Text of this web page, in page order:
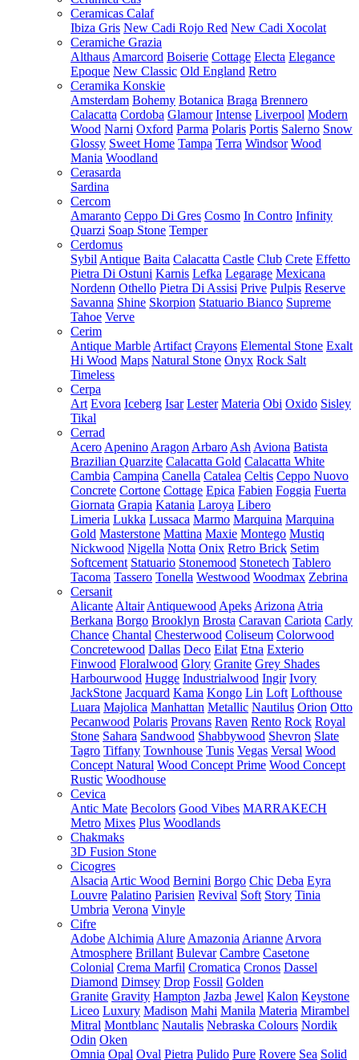
Ceramicas Calaf
Ibiza Gris New Cadi Rojo Red New Cadi Xocolat
Ceramiche Grazia
Althaus Amarcord Boiserie Cottage Electa Elegance
Epoque New Classic Old England Retro
Ceramika Konskie
Amsterdam Bohemy Botanica Braga Brennero
Calacatta Cordoba Glamour Intense Liverpool Modern
Wood Narni Oxford Parma Polaris Portis Salerno Snow
Glossy Sweet Home Tampa Terra Windsor Wood
Mania Woodland
Cerasarda
Sardina
Cercom
Amaranto Ceppo Di Gres Cosmo In Contro Infinity
Quarzi Soap Stone Temper
Cerdomus
Sybil Antique Baita Calacatta Castle Club Crete Effetto
Pietra Di Ostuni Karnis Lefka Legarage Mexicana
Nordenn Othello Pietra Di Assisi Prive Pulpis Reserve
Savanna Shine Skorpion Statuario Bianco Supreme
Tahoe Verve
Cerim
Antique Marble Artifact Crayons Elemental Stone Exalt
Hi Wood Maps Natural Stone Onyx Rock Salt
Timeless
Cerpa
Art Evora Iceberg Isar Lester Materia Obi Oxido Sisley
Tikal
Cerrad
Acero Apenino Aragon Arbaro Ash Aviona Batista
Brazilian Quarzite Calacatta Gold Calacatta White
Cambia Campina Canella Catalea Celtis Ceppo Nuovo
Concrete Cortone Cottage Epica Fabien Foggia Fuerta
Giornata Grapia Katania Laroya Libero
Limeria Lukka Lussaca Marmo Marquina Marquina
Gold Masterstone Mattina Maxie Montego Mustiq
Nickwood Nigella Notta Onix Retro Brick Setim
Softcement Statuario Stonemood Stonetech Tablero
Tacoma Tassero Tonella Westwood Woodmax Zebrina
Cersanit
Alicante Altair Antiquewood Apeks Arizona Atria
Berkana Borgo Brooklyn Brosta Caravan Cariota Carly
Chance Chantal Chesterwood Coliseum Colorwood
Concretewood Dallas Deco Eilat Etna Exterio
Finwood Floralwood Glory Granite Grey Shades
Harbourwood Hugge Industrialwood Ingir Ivory
JackStone Jacquard Kama Kongo Lin Loft Lofthouse
Luara Majolica Manhattan Metallic Nautilus Orion Otto
Pecanwood Polaris Provans Raven Rento Rock Royal
Stone Sahara Sandwood Shabbywood Shevron Slate
Tagro Tiffany Townhouse Tunis Vegas Versal Wood
Concept Natural Wood Concept Prime Wood Concept
Rustic Woodhouse
Cevica
Antic Mate Becolors Good Vibes MARRAKECH
Metro Mixes Plus Woodlands
Chakmaks
3D Fusion Stone
Cicogres
Alsacia Artic Wood Bernini Borgo Chic Deba Eyra
Louvre Palatino Parisien Revival Soft Story Tinia
Umbria Verona Vinyle
Cifre
Adobe Alchimia Alure Amazonia Arianne Arvora
Atmosphere Brillant Bulevar Cambre Casetone
Colonial Crema Marfil Cromatica Cronos Dassel
Diamond Dimsey Drop Fossil Golden
Granite Gravity Hampton Jazba Jewel Kalon Keystone
Liceo Luxury Madison Mahi Manila Materia Mirambel
Mitral Montblanc Nautalis Nebraska Colours Nordik
Odin Oken
Omnia Opal Oval Pietra Pulido Pure Rovere Sea Solid